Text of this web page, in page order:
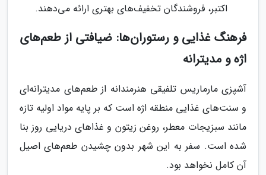
اکتبر، فروشندگان تخفیف‌های بهتری ارائه می‌دهند.
فرهنگ غذایی و رستوران‌ها: ضیافتی از طعم‌های
اژه و مدیترانه
آشپزی مارماریس تلفیقی هنرمندانه از طعم‌های مدیترانه‌ای
و سنت‌های غذایی منطقه اژه است که بر پایه مواد اولیه تازه
مانند سبزیجات معطر، روغن زیتون و غذاهای دریایی روز بنا
شده است. سفر به این شهر بدون چشیدن طعم‌های اصیل
آن کامل نخواهد بود.